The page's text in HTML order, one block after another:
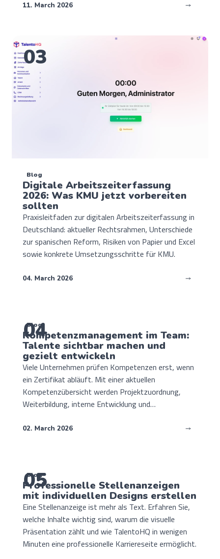
11. March 2026
03
Blog
Digitale Arbeitszeiterfassung
2026: Was KMU jetzt vorbereiten
sollten
Praxisleitfaden zur digitalen Arbeitszeiterfassung in
Deutschland: aktueller Rechtsrahmen, Unterschiede
zur spanischen Reform, Risiken von Papier und Excel
sowie konkrete Umsetzungsschritte für KMU.
04. March 2026
04
Blog
Kompetenzmanagement im Team:
Talente sichtbar machen und
gezielt entwickeln
Viele Unternehmen prüfen Kompetenzen erst, wenn
ein Zertifikat abläuft. Mit einer aktuellen
Kompetenzübersicht werden Projektzuordnung,
Weiterbildung, interne Entwicklung und
02. March 2026
05
Blog
Professionelle Stellenanzeigen
mit individuellen Designs erstellen
Eine Stellenanzeige ist mehr als Text. Erfahren Sie,
welche Inhalte wichtig sind, warum die visuelle
Präsentation zählt und wie TalentoHQ in wenigen
Minuten eine professionelle Karriereseite ermöglicht.